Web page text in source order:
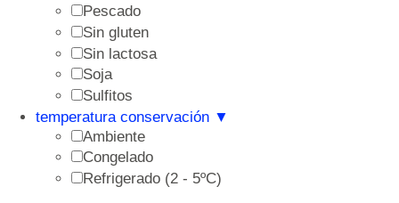
Pescado
Sin gluten
Sin lactosa
Soja
Sulfitos
temperatura conservación ▼
Ambiente
Congelado
Refrigerado (2 - 5ºC)